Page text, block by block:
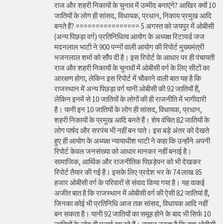
राज और शहरी निकायों के चुनाव में उम्मीद बनाएंगे? आखिर क्यों 10
जातियों के लोग ही सांसद, विधायक, प्रधान, निकाय प्रमुख आदि
बनते हैं? ================ 5 अगस्त को जयपुर में ओबीसी
(अन्य पिछड़ा वर्ग) प्रतिनिधित्व आयोग के अध्यक्ष रिटायर्ड जज
मदनलाल भाटी ने 900 पन्नों वाली आयोग की रिपोर्ट मुख्यमंत्री
भजनलाल शर्मा को सौंप दी है। इस रिपोर्ट के आधार पर ही पंचायती
राज और शहरी निकायों के चुनावों में ओबीसी वर्ग के लिए सीटों का
आरक्षण होगा, लेकिन इस रिपोर्ट में चौकाने वाली बात यह है कि
राजस्थान में अन्य पिछड़ा वर्ग यानी ओबीसी की 92 जातियों हैं,
लेकिन इनमें से 10 जातियों के लोगों की ही राजनीति में भागीदारी
है। यानी इन 10 जातियों के लोग ही सांसद, विधायक, प्रधान,
शहरी निकायों के प्रमुख आदि बनते हैं। शेष वंचित 82 जातियों के
लोग पार्षद और सरपंच भी नहीं बन पाते। इस बड़े अंतर को देखते
हुए ही आयोग के अध्यक्ष न्यायाधीश भाटी ने कहा कि उन्होंने अपनी
रिपोर्ट केवल जनसंख्या को आधार मानकर नहीं बनाई है।
सामाजिक, आर्थिक और राजनीतिक पिछड़ेपन को भी देखकर
रिपोर्ट तैयार की गई है। इसके लिए प्रदेश भर के 74 लाख 85
हजार ओबीसी वर्ग के परिवारों से संवाद किया गया है। यह वाकई
अजीत बात है कि राजस्थान में ओबीसी वर्ग की ऐसी 82 जातियां हैं,
जिनका कोई भी प्रतिनिधि आज तक सांसद, विधायक आदि नहीं
बन सकता है। यानी 92 जातियों का समूह होने के बाद भी सिर्फ 10